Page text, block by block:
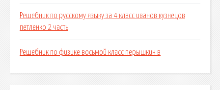
Решебник по русскому языку за 4 класс иванов кузнецов
петленко 2 часть
Решебник по физике восьмой класс перышкин в